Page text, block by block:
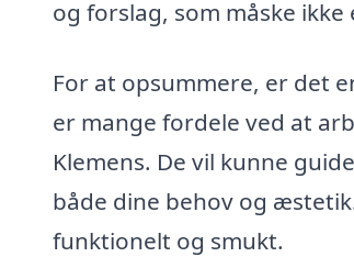
og forslag, som måske
For at opsummere, er det
er mange fordele ved at
Klemens. De vil kunne
både dine behov og
funktionelt og smukt.